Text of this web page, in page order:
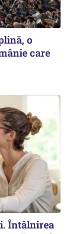
o
care
Întâlnirea